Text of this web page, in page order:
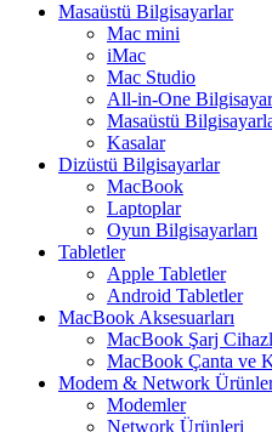
Masaüstü Bilgisayarlar
Mac mini
iMac
Mac Studio
All-in-One
Masaüstü
Kasalar
Dizüstü Bilgisayarlar
MacBook
Laptoplar
Oyun Bilgisayarları
Tabletler
Apple Tabletler
Android Tabletler
MacBook Aksesuarları
MacBook Şarj
MacBook Çanta ve
Modem & Network
Modemler
Network Ürünleri